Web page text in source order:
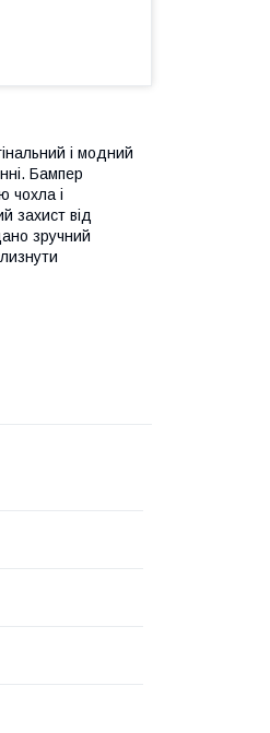
і модний
Бампер
чохла і
захист від
зручний